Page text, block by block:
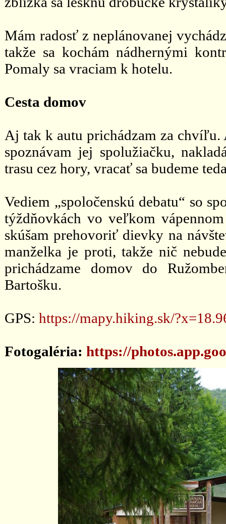
Mám radosť z neplánovanej
takže sa kochám nádhernými
Pomaly sa vraciam k hotelu.
Cesta domov
Aj tak k autu prichádzam za chvíľu.
spoznávam jej spolužiačku,
trasu cez hory, vracať sa budeme
Vediem „spoločenskú debatu“ so
týždňovkách vo veľkom
skúšam prehovoriť dievky na
manželka je proti, takže nič
prichádzame domov do
Bartošku.
GPS: https://mapy.hiking.sk/
Fotogaléria: https://